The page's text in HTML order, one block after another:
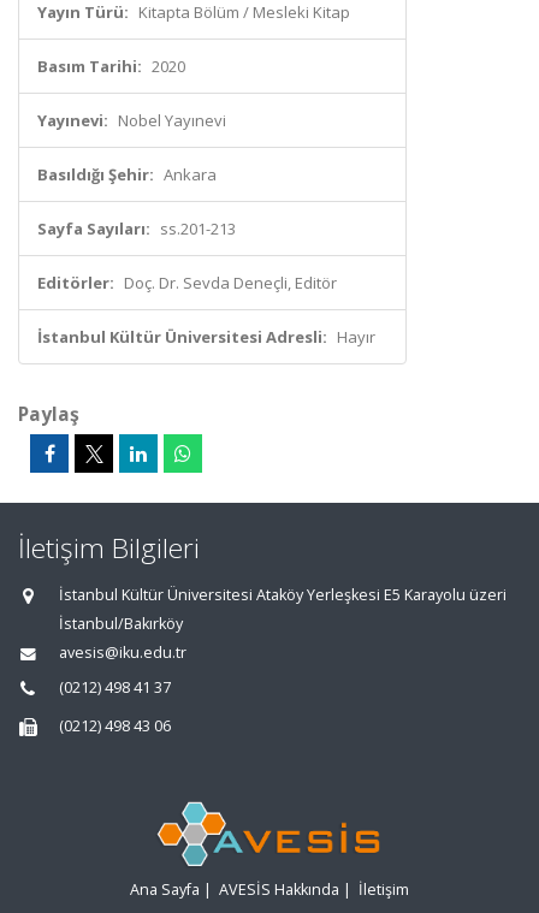
Yayın Türü: Kitapta Bölüm / Mesleki Kitap
Basım Tarihi: 2020
Yayınevi: Nobel Yayınevi
Basıldığı Şehir: Ankara
Sayfa Sayıları: ss.201-213
Editörler: Doç. Dr. Sevda Deneçli, Editör
İstanbul Kültür Üniversitesi Adresli: Hayır
Paylaş
İletişim Bilgileri
İstanbul Kültür Üniversitesi Ataköy Yerleşkesi E5 Karayolu üzeri
İstanbul/Bakırköy
avesis@iku.edu.tr
(0212) 498 41 37
(0212) 498 43 06
Ana Sayfa | AVESİS Hakkında | İletişim